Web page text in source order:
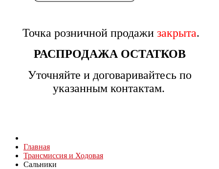
Точка розничной продажи закрыта.
РАСПРОДАЖА ОСТАТКОВ
Уточняйте и договаривайтесь по
указанным контактам.
Главная
Трансмиссия и Ходовая
Сальники